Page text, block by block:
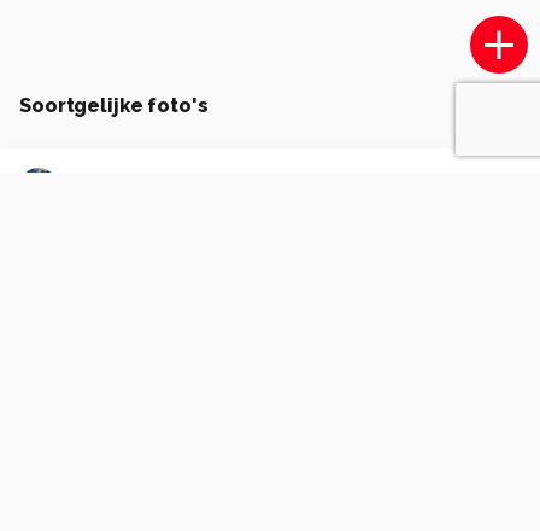
Soortgelijke foto's